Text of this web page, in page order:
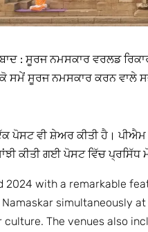
: ਸੂਰਜ ਨਮਸਕਾਰ ਵਰਲਡ
ਸਮੇਂ ਸੂਰਜ ਨਮਸਕਾਰ ਕਰਨ ਵਾਲੇ
ਵੀ ਸ਼ੇਅਰ ਕੀਤੀ ਹੈ। ਪੀਐਮ
ਕੀਤੀ ਗਈ ਪੋਸਟ ਵਿੱਚ
2024 with a remarkable
simultaneously
The venues also